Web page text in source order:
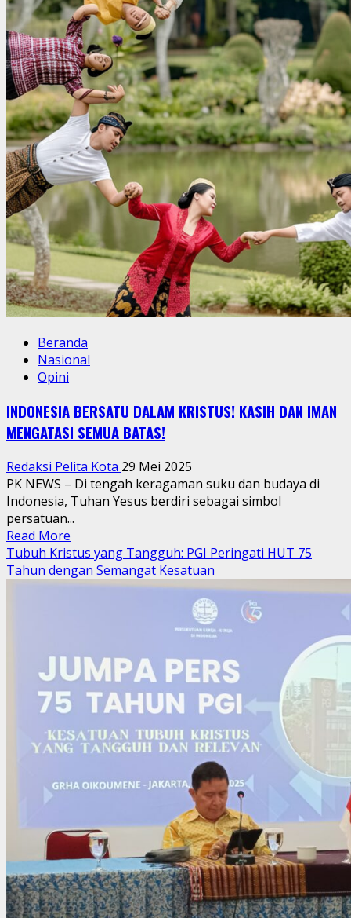
Beranda
Nasional
Opini
INDONESIA BERSATU DALAM KRISTUS! KASIH DAN IMAN
MENGATASI SEMUA BATAS!
Redaksi Pelita Kota 29 Mei 2025
PK NEWS – Di tengah keragaman suku dan budaya di
Indonesia, Tuhan Yesus berdiri sebagai simbol
persatuan...
Read More
more
about
INDONESIA
KASIH
DAN
IMAN
MENGATASI
BATAS!
Tubuh Kristus yang Tangguh: PGI Peringati HUT 75
Tahun dengan Semangat Kesatuan